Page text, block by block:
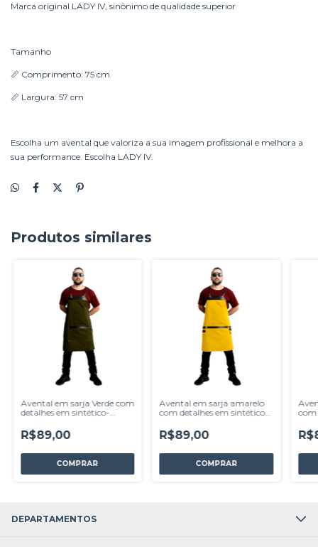
Marca original LADY IV, sinônimo de qualidade superior
Tamanho
📏 Comprimento: 75 cm
📏 Largura: 57 cm
Escolha um avental que valoriza a sua imagem profissional e melhora a
sua performance. Escolha LADY IV.
Produtos similares
Avental em sarja Verde com
detalhes em sintético-
R$89,00
Avental em sarja amarelo
com detalhes em sintético-
R$89,00
com
DEPARTAMENTOS